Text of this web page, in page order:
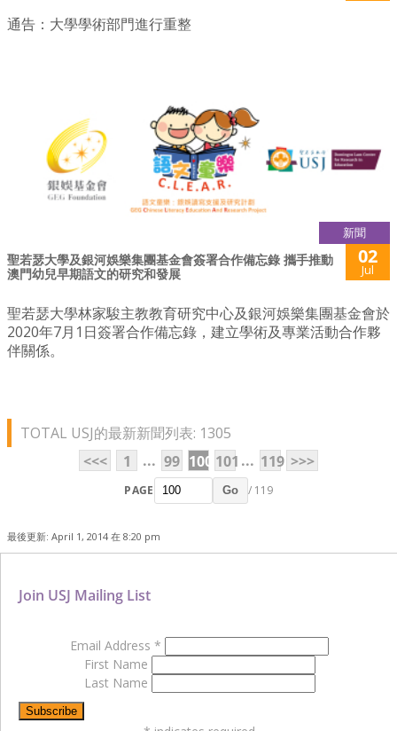
通告：大學學術部門進行重整
新聞
聖若瑟大學及銀河娛樂集團基金會簽署合作備忘錄 攜手推動
澳門幼兒早期語文的研究和發展
02
Jul
聖若瑟大學林家駿主教教育研究中心及銀河娛樂集團基金會於
2020年7月1日簽署合作備忘錄，建立學術及專業活動合作夥
伴關係。
TOTAL USJ的最新新聞列表: 1305
<<<
1 ... 99 100 101 ... 119 >>>
PAGE Go / 119
最後更新: April 1, 2014 在 8:20 pm
Join USJ Mailing List
Email Address *
First Name
Last Name